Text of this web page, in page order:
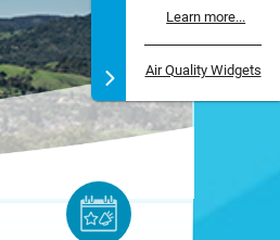
Next
Learn more...
Air Quality Widgets